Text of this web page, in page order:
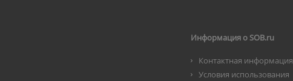
Информация о SOB.ru
Контактная информация
Условия использования